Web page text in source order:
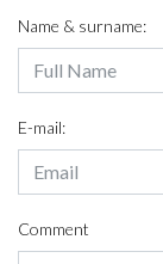
Name & surname:
E-mail:
Comment